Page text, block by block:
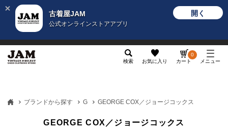
古着屋JAM
公式オンラインストアアプリ
開く
検索 お気に入り カート
0
メニュー
ブランドから探す G GEORGE COX／ジョージコックス
GEORGE COX／ジョージコックス